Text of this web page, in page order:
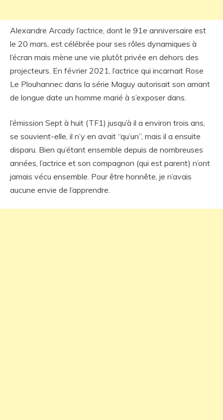
Alexandre Arcady l’actrice, dont le 91e anniversaire est
le 20 mars, est célébrée pour ses rôles dynamiques à
l’écran mais mène une vie plutôt privée en dehors des
projecteurs. En février 2021, l’actrice qui incarnait Rose
Le Plouhannec dans la série Maguy autorisait son amant
de longue date un homme marié à s’exposer dans.
l’émission Sept à huit (TF1) jusqu’à il a environ trois ans,
se souvient-elle, il n’y en avait “qu’un”, mais il a ensuite
disparu. Bien qu’étant ensemble depuis de nombreuses
années, l’actrice et son compagnon (qui est parent) n’ont
jamais vécu ensemble. Pour être honnête, je n’avais
aucune envie de l’apprendre.